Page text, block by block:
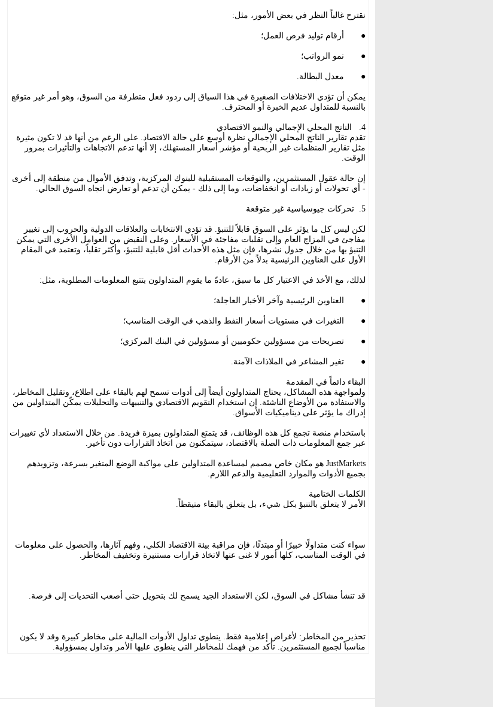
نقترح غالباً النظر في بعض الأمور، مثل:
● أرقام توليد فرص العمل؛
● نمو الرواتب؛
● معدل البطالة.
يمكن أن تؤدي الاختلافات الصغيرة في هذا السياق إلى ردود فعل متطرفة من السوق، وهو أمر غير متوقع
بالنسبة للمتداول عديم الخبرة أو المحترف.
4. الناتج المحلي الإجمالي والنمو الاقتصادي
تقدم تقارير الناتج المحلي الإجمالي نظرة أوسع على حالة الاقتصاد. على الرغم من أنها قد لا تكون مثيرة
مثل تقارير المنظمات غير الربحية أو مؤشر أسعار المستهلك، إلا أنها تدعم الاتجاهات والتأثيرات بمرور
الوقت.
إن حالة عقول المستثمرين، والتوقعات المستقبلية للبنوك المركزية، وتدفق الأموال من منطقة إلى أخرى
- أي تحولات أو زيادات أو انخفاضات، وما إلى ذلك - يمكن أن تدعم أو تعارض اتجاه السوق الحالي.
5. تحركات جيوسياسية غير متوقعة
لكن ليس كل ما يؤثر على السوق قابلاً للتنبؤ. قد تؤدي الانتخابات والعلاقات الدولية والحروب إلى تغيير
مفاجئ في المزاج العام وإلى تقلبات مفاجئة في الأسعار. وعلى النقيض من العوامل الأخرى التي يمكن
التنبؤ بها من خلال جدول نشرها، فإن مثل هذه الأحداث أقل قابلية للتنبؤ، وأكثر تقلباً، وتعتمد في المقام
الأول على العناوين الرئيسية بدلاً من الأرقام.
لذلك، مع الأخذ في الاعتبار كل ما سبق، عادةً ما يقوم المتداولون بتتبع المعلومات المطلوبة، مثل:
● العناوين الرئيسية وآخر الأخبار العاجلة؛
● التغيرات في مستويات أسعار النفط والذهب في الوقت المناسب؛
● تصريحات من مسؤولين حكوميين أو مسؤولين في البنك المركزي؛
● تغير المشاعر في الملاذات الآمنة.
البقاء دائماً في المقدمة
ولمواجهة هذه المشاكل، يحتاج المتداولون أيضاً إلى أدوات تسمح لهم بالبقاء على اطلاع، وتقليل المخاطر،
والاستفادة من الأوضاع الناشئة. إن استخدام التقويم الاقتصادي والتنبيهات والتحليلات يمكّن المتداولين من
إدراك ما يؤثر على ديناميكيات الأسواق.
باستخدام منصة تجمع كل هذه الوظائف، قد يتمتع المتداولون بميزة فريدة. من خلال الاستعداد لأي تغييرات
عبر جمع المعلومات ذات الصلة بالاقتصاد، سيتمكنون من اتخاذ القرارات دون تأخير.
JustMarkets هو مكان خاص مصمم لمساعدة المتداولين على مواكبة الوضع المتغير بسرعة، وتزويدهم
بجميع الأدوات والموارد التعليمية والدعم اللازم.
الكلمات الختامية
الأمر لا يتعلق بالتنبؤ بكل شيء، بل يتعلق بالبقاء متيقظاً.
سواء كنت متداولًا خبيرًا أو مبتدئًا، فإن مراقبة بيئة الاقتصاد الكلي، وفهم آثارها، والحصول على معلومات
في الوقت المناسب، كلها أمور لا غنى عنها لاتخاذ قرارات مستنيرة وتخفيف المخاطر.
قد تنشأ مشاكل في السوق، لكن الاستعداد الجيد يسمح لك بتحويل حتى أصعب التحديات إلى فرصة.
تحذير من المخاطر: لأغراض إعلامية فقط. ينطوي تداول الأدوات المالية على مخاطر كبيرة وقد لا يكون
مناسباً لجميع المستثمرين. تأكد من فهمك للمخاطر التي ينطوي عليها الأمر وتداول بمسؤولية.